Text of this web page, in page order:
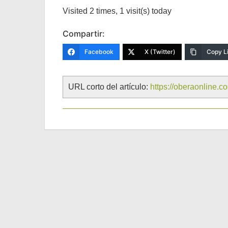
Visited 2 times, 1 visit(s) today
Compartir:
Facebook X (Twitter) Copy
URL corto del artículo: https://